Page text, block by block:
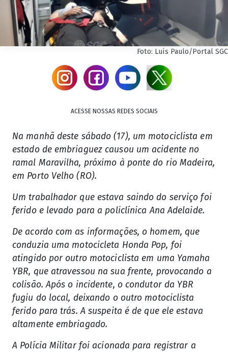
Foto: Luís Paulo/Portal SGC
ACESSE NOSSAS REDES SOCIAIS
Na manhã deste sábado (17), um motociclista em
estado de embriaguez causou um acidente no
ramal Maravilha, próximo à ponte do rio Madeira,
em Porto Velho (RO).
Um trabalhador que estava saindo do serviço foi
ferido e levado para a policlínica Ana Adelaide.
De acordo com as informações, o homem, que
conduzia uma motocicleta Honda Pop, foi
atingido por outro motociclista em uma Yamaha
YBR, que atravessou na sua frente, provocando a
colisão. Após o incidente, o condutor da YBR
fugiu do local, deixando o outro motociclista
ferido para trás. A suspeita é de que ele estava
altamente embriagado.
A Polícia Militar foi acionada para registrar a